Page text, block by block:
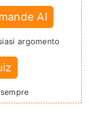
AI
argomento